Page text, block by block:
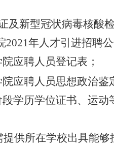
及新型冠状病毒核酸
2021年人才引进招聘公
应聘人员登记表；
应聘人员思想政治鉴
学历学位证书、运
供所在学校出具能